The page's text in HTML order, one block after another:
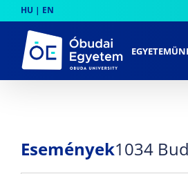
to
content
HU | EN
Események1034